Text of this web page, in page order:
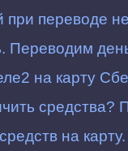
при переводе
Переводим
на карту
средства?
на